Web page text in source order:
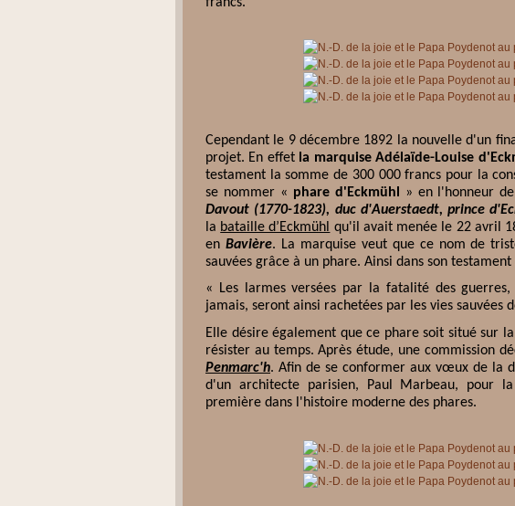
Cependant le 9 décembre 1892 la nouvelle d'un
projet. En effet la marquise Adélaïde-Louise
testament la somme de 300 000 francs pour la
se nommer « phare d'Eckmühl » en l'honneur
Davout (1770-1823), duc d'Auerstaedt, prince
la bataille d’Eckmühl qu'il avait menée le 22 avril
en Bavière. La marquise veut que ce nom de
sauvées grâce à un phare. Ainsi dans son
« Les larmes versées par la fatalité des
jamais, seront ainsi rachetées par les vies sauvées
Elle désire également que ce phare soit situé sur
résister au temps. Après étude, une commission
Penmarc'h. Afin de se conformer aux vœux de la
d'un architecte parisien, Paul Marbeau, pour
première dans l'histoire moderne des phares.